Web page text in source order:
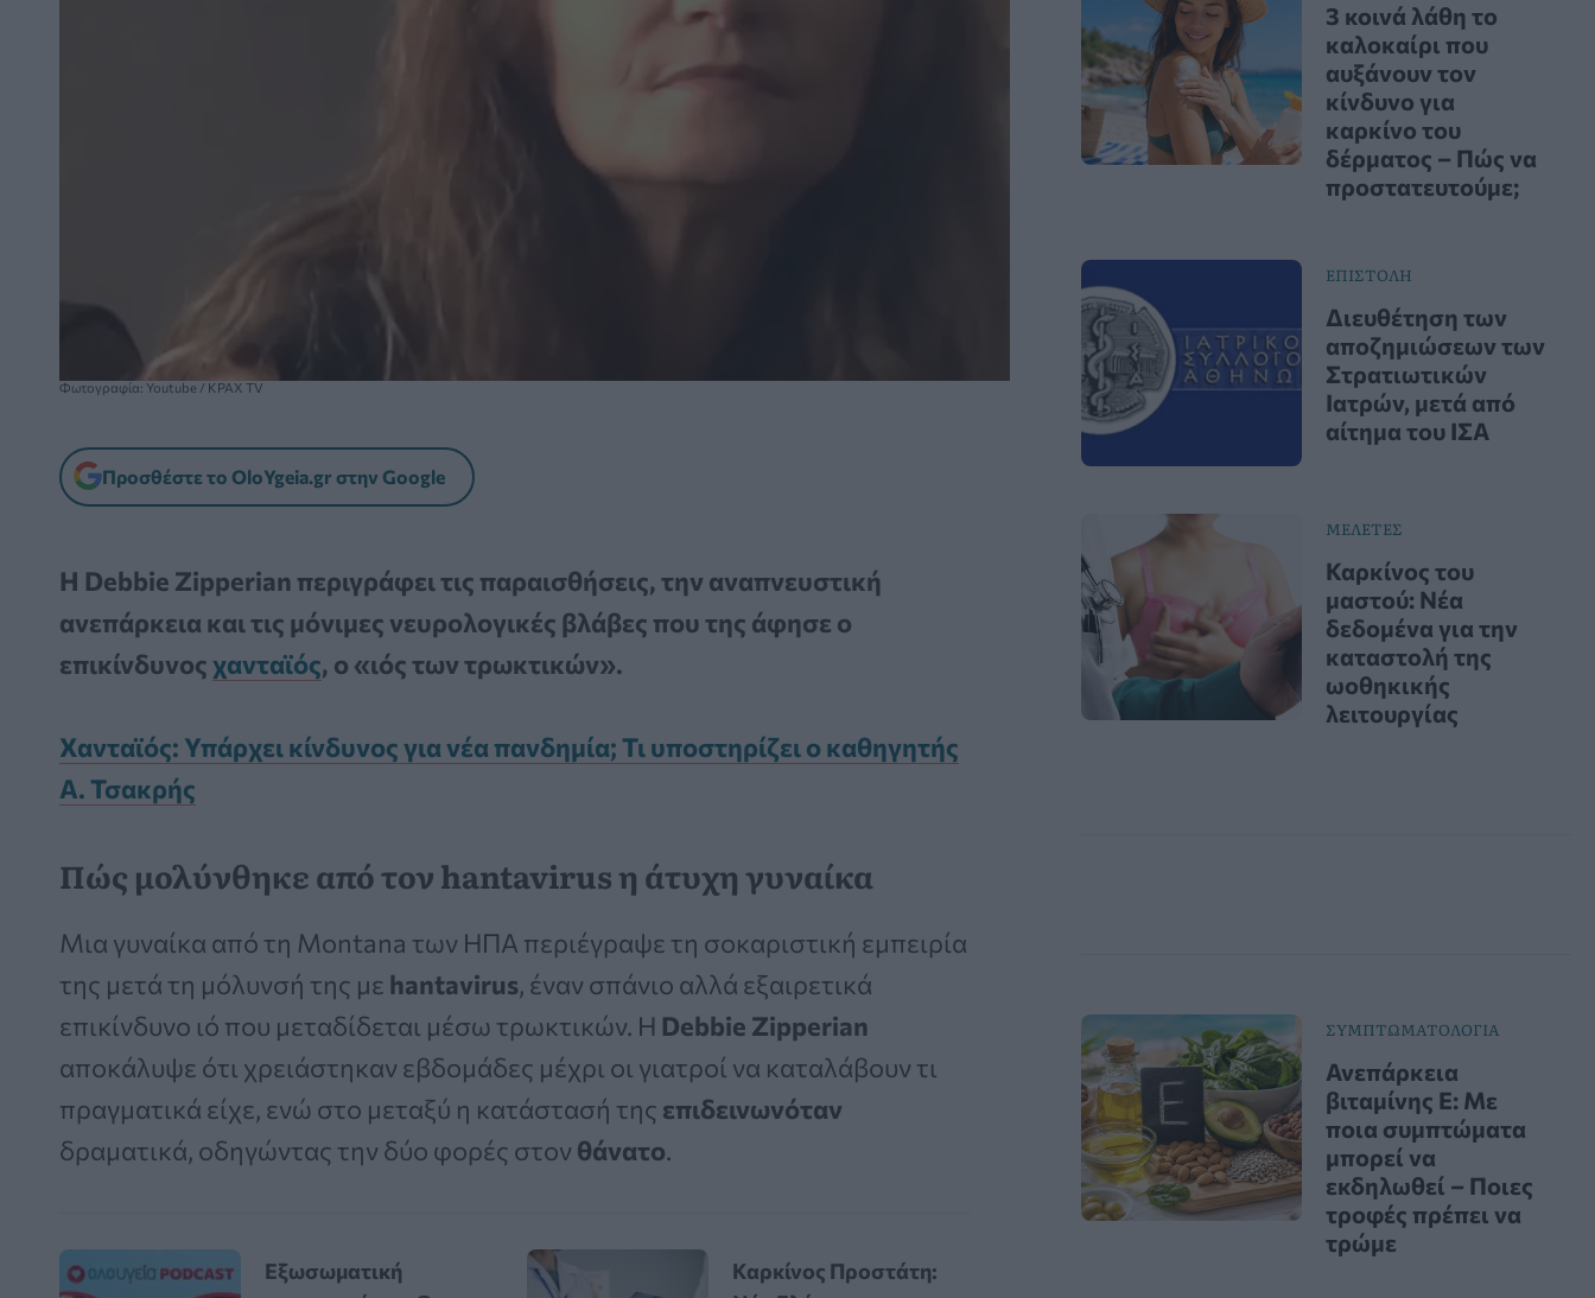
Φωτογραφία: Youtube / KPAX TV
Προσθέστε το OloYgeia.gr στην Google
Η Debbie Zipperian περιγράφει τις παραισθήσεις, την αναπνευστική
ανεπάρκεια και τις μόνιμες νευρολογικές βλάβες που της άφησε ο
επικίνδυνοςχανταϊός, ο «ιός των τρωκτικών».
Χανταϊός: Υπάρχει κίνδυνος για νέα πανδημία; Τι υποστηρίζει ο καθηγητής
Α. Τσακρής
Πώς μολύνθηκε από τον hantavirus η άτυχη γυναίκα
Μια γυναίκα από τη Montana των ΗΠΑ περιέγραψε τη σοκαριστική εμπειρία
της μετά τη μόλυνσή της με hantavirus, έναν σπάνιο αλλά εξαιρετικά
επικίνδυνο ιό που μεταδίδεται μέσω τρωκτικών. Η Debbie Zipperian
αποκάλυψε ότι χρειάστηκαν εβδομάδες μέχρι οι γιατροί να καταλάβουν τι
πραγματικά είχε, ενώ στο μεταξύ η κατάστασή της επιδεινωνόταν
δραματικά, οδηγώντας την δύο φορές στον θάνατο.
Εξωσωματική
Καρκίνος Προστάτη:
3 κοινά λάθη το
καλοκαίρι που
αυξάνουν τον
κίνδυνο για
καρκίνο του
δέρματος – Πώς να
προστατευτούμε;
ΕΠΙΣΤΟΛΗ
Διευθέτηση των
αποζημιώσεων των
Στρατιωτικών
Ιατρών, μετά από
αίτημα του ΙΣΑ
ΜΕΛΕΤΕΣ
Καρκίνος του
μαστού: Νέα
δεδομένα για την
καταστολή της
ωοθηκικής
λειτουργίας
ΣΥΜΠΤΩΜΑΤΟΛΟΓΙΑ
Ανεπάρκεια
βιταμίνης Ε: Με
ποια συμπτώματα
μπορεί να
εκδηλωθεί – Ποιες
τροφές πρέπει να
τρώμε